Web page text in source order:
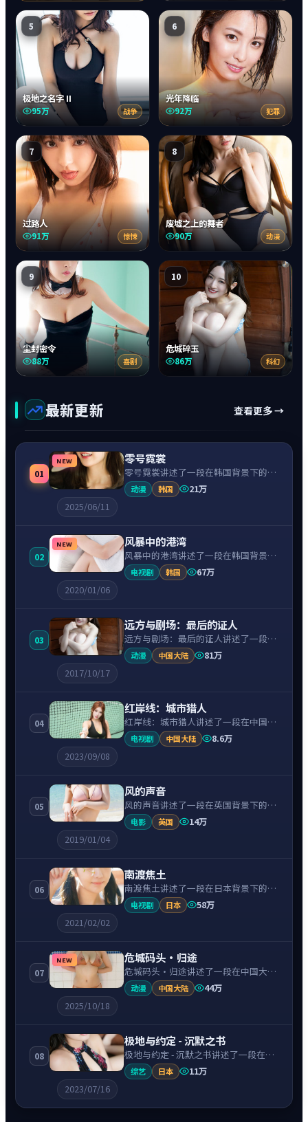
5
极地之名字 II
95万 战争
6
光年降临
92万 犯罪
7
过路人
91万 惊悚
8
废墟之上的舞者
90万 动漫
9
尘封密令
88万 喜剧
10
危城碎玉
86万 科幻
最新更新 查看更多 →
01
NEW 零号霓裳
零号霓裳讲述了一段在韩国背景下的悬
疑故事，围绕朴叙俊饰演的主角逐层展
开，人物动机与命运转折相互牵引，节
动漫 韩国
21万
2025/06/11
02
NEW 风暴中的港湾
风暴中的港湾讲述了一段在韩国背景下
的冒险故事，围绕韩孝周饰演的主角逐
层展开，人物动机与命运转折相互牵
电视剧 韩国
67万
2020/01/06
03
远方与剧场：最后的证人
远方与剧场：最后的证人讲述了一段在
中国大陆背景下的科幻故事，围绕章子
怡饰演的主角逐层展开，人物动机与命
动漫 中国大陆
81万
2017/10/17
04
红岸线：城市猎人
红岸线：城市猎人讲述了一段在中国大
陆背景下的动作故事，围绕张译饰演的
主角逐层展开，人物动机与命运转折相
电视剧 中国大陆
8.6万
2023/09/08
05
风的声音
风的声音讲述了一段在英国背景下的战
争故事，围绕蒂尔达·斯文顿饰演的主
角逐层展开，人物动机与命运转折相互
电影 英国
14万
2019/01/04
06
南渡焦土
南渡焦土讲述了一段在日本背景下的动
作故事，围绕广濑铃饰演的主角逐层展
开，人物动机与命运转折相互牵引，节
电视剧 日本
58万
2021/02/02
07
NEW 危城码头·归途
危城码头·归途讲述了一段在中国大陆
背景下的喜剧故事，围绕张译饰演的主
角逐层展开，人物动机与命运转折相互
动漫 中国大陆
44万
2025/10/18
08
极地与约定 - 沉默之书
极地与约定 - 沉默之书讲述了一段在日
本背景下的科幻故事，围绕广濑铃饰演
的主角逐层展开，人物动机与命运转折
综艺 日本
11万
2023/07/16